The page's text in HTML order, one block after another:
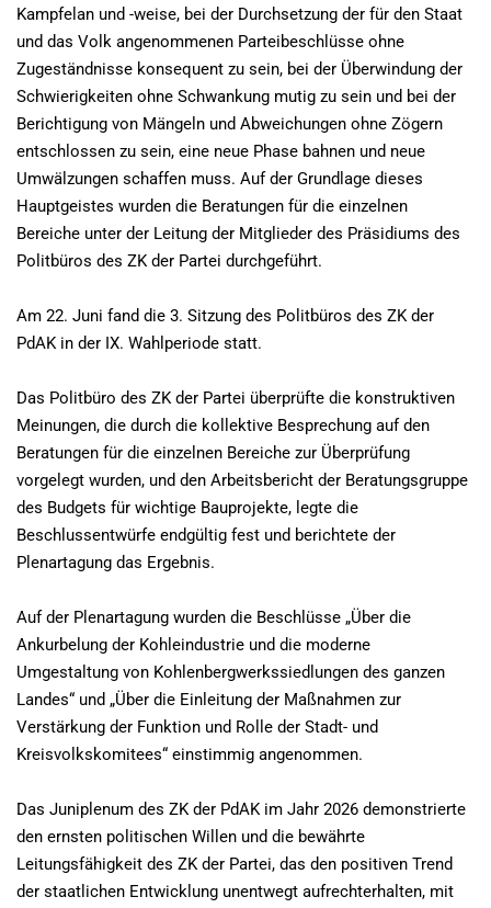
Kampfelan und -weise, bei der Durchsetzung der für den Staat
und das Volk angenommenen Parteibeschlüsse ohne
Zugeständnisse konsequent zu sein, bei der Überwindung der
Schwierigkeiten ohne Schwankung mutig zu sein und bei der
Berichtigung von Mängeln und Abweichungen ohne Zögern
entschlossen zu sein, eine neue Phase bahnen und neue
Umwälzungen schaffen muss. Auf der Grundlage dieses
Hauptgeistes wurden die Beratungen für die einzelnen
Bereiche unter der Leitung der Mitglieder des Präsidiums des
Politbüros des ZK der Partei durchgeführt.
Am 22. Juni fand die 3. Sitzung des Politbüros des ZK der
PdAK in der IX. Wahlperiode statt.
Das Politbüro des ZK der Partei überprüfte die konstruktiven
Meinungen, die durch die kollektive Besprechung auf den
Beratungen für die einzelnen Bereiche zur Überprüfung
vorgelegt wurden, und den Arbeitsbericht der Beratungsgruppe
des Budgets für wichtige Bauprojekte, legte die
Beschlussentwürfe endgültig fest und berichtete der
Plenartagung das Ergebnis.
Auf der Plenartagung wurden die Beschlüsse „Über die
Ankurbelung der Kohleindustrie und die moderne
Umgestaltung von Kohlenbergwerkssiedlungen des ganzen
Landes“ und „Über die Einleitung der Maßnahmen zur
Verstärkung der Funktion und Rolle der Stadt- und
Kreisvolkskomitees“ einstimmig angenommen.
Das Juniplenum des ZK der PdAK im Jahr 2026 demonstrierte
den ernsten politischen Willen und die bewährte
Leitungsfähigkeit des ZK der Partei, das den positiven Trend
der staatlichen Entwicklung unentwegt aufrechterhalten, mit